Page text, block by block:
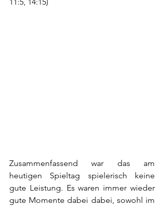
Zusammenfassend war das am
heutigen Spieltag spielerisch keine
gute Leistung. Es waren immer wieder
gute Momente dabei dabei, sowohl im